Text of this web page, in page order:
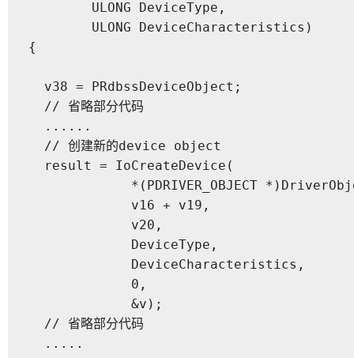
        ULONG DeviceType,
        ULONG DeviceCharacteristics)
{
  v38 = PRdbssDeviceObject;
  // 省略部分代码
  ......
  // 创建新的device object
  result = IoCreateDevice(
*(PDRIVER_OBJECT
             v16 + v19,
             v20,
             DeviceType,
             DeviceCharacteristics,
             0,
             &v);
  // 省略部分代码
  .....